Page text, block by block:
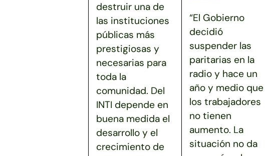
destruir una de
las instituciones
públicas más
prestigiosas y
necesarias para
toda la
comunidad. Del
INTI depende en
buena medida el
desarrollo y el
crecimiento de
“El Gobierno
decidió
suspender las
paritarias en la
radio y hace un
año y medio que
los trabajadores
no tienen
aumento. La
situación no da